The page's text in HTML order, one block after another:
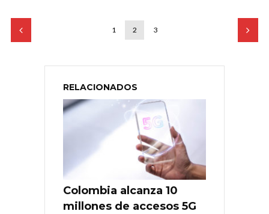
1 2 3
RELACIONADOS
Colombia alcanza 10
millones de accesos 5G